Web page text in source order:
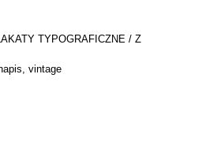
TYPOGRAFICZNE / Z
, vintage